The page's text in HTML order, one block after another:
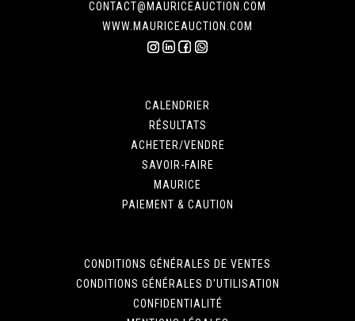
CONTACT@MAURICEAUCTION.COM
WWW.MAURICEAUCTION.COM
CALENDRIER
RÉSULTATS
ACHETER/VENDRE
SAVOIR-FAIRE
MAURICE
PAIEMENT & CAUTION
CONDITIONS GÉNÉRALES DE VENTES
CONDITIONS GÉNÉRALES D'UTILISATION
CONFIDENTIALITÉ